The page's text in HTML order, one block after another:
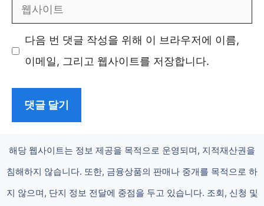
사
이
다음 번 댓글 작성을 위해 이 브라우저에 이름,
이메일, 그리고 웹사이트를 저장합니다.
해당 웹사이트는 정보 제공을 목적으로 운영되며, 지적재산권을
침해하지 않습니다. 또한, 금융상품의 판매나 중개를 목적으로 하
지 않으며, 단지 정보 전달에 중점을 두고 있습니다. 조회, 신청 및